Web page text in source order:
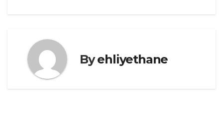
Byehliyethane